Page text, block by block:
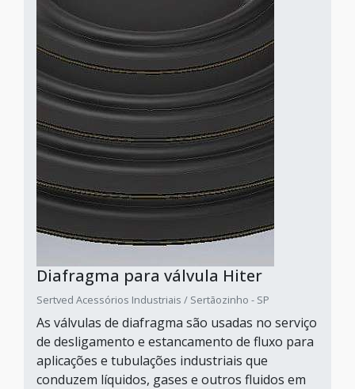
Diafragma para válvula Hiter
Sertved Acessórios Industriais / Sertãozinho - SP
As válvulas de diafragma são usadas no serviço
de desligamento e estancamento de fluxo para
aplicações e tubulações industriais que
conduzem líquidos, gases e outros fluidos em